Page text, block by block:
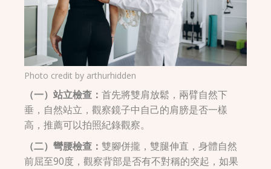
Photo credit by arthurhidden
（一）站立檢查：首先將雙肩放鬆，兩臂自然下
垂，自然站立，觀察鏡子中自己的肩膀是否一樣
高，推薦可以拍照紀錄觀察。
（二）彎腰檢查：雙腳併攏，雙腿伸直，身體自然
前屈至90度，觀察背部是否有不對稱的突起，如果